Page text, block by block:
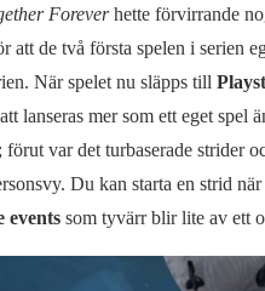
Foreverhette förvirrande
att de två första spelen i serien
När spelet nu släpps till
lanseras mer som ett eget spel
förut var det turbaserade strider
Du kan starta en strid
eventssom tyvärr blir lite av ett